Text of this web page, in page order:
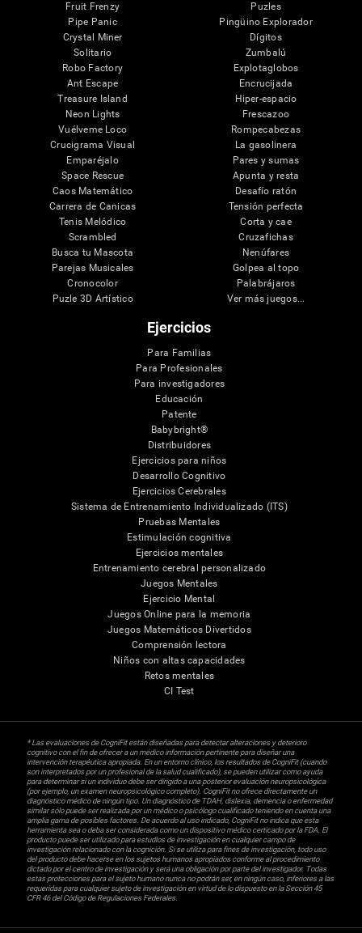
Fruit Frenzy
Pipe Panic
Crystal Miner
Solitario
Robo Factory
Ant Escape
Treasure Island
Neon Lights
Vuélveme Loco
Crucigrama Visual
Emparéjalo
Space Rescue
Caos Matemático
Carrera de Canicas
Tenis Melódico
Scrambled
Busca tu Mascota
Parejas Musicales
Cronocolor
Puzle 3D Artístico
Puzles
Pingüino Explorador
Dígitos
Zumbalú
Explotaglobos
Encrucijada
Hiper-espacio
Frescazoo
Rompecabezas
La gasolinera
Pares y sumas
Apunta y resta
Desafío ratón
Tensión perfecta
Corta y cae
Cruzafichas
Nenúfares
Golpea al topo
Palabrájaros
Ver más juegos...
Ejercicios
Para Familias
Para Profesionales
Para investigadores
Educación
Patente
Babybright®
Distribuidores
Ejercicios para niños
Desarrollo Cognitivo
Ejercicios Cerebrales
Sistema de Entrenamiento Individualizado (ITS)
Pruebas Mentales
Estimulación cognitiva
Ejercicios mentales
Entrenamiento cerebral personalizado
Juegos Mentales
Ejercicio Mental
Juegos Online para la memoria
Juegos Matemáticos Divertidos
Comprensión lectora
Niños con altas capacidades
Retos mentales
CI Test
* Las evaluaciones de CogniFit están diseñadas para detectar alteraciones y deterioro
cognitivo con el fin de ofrecer a un médico información pertinente para diseñar una
intervención terapéutica apropiada. En un entorno clínico, los resultados de CogniFit (cuando
son interpretados por un profesional de la salud cualificado), se pueden utilizar como ayuda
para determinar si un individuo debe ser dirigido a una posterior evaluación neuropsicológica
(por ejemplo, un examen neuropsicológico completo). CogniFit no ofrece directamente un
diagnóstico médico de ningún tipo. Un diagnóstico de TDAH, dislexia, demencia o enfermedad
similar sólo puede ser realizada por un médico o psicólogo cualificado teniendo en cuenta una
amplia gama de posibles factores. De acuerdo al uso indicado, CogniFit no indica que esta
herramienta sea o deba ser considerada como un dispositivo médico certicado por la FDA. El
producto puede ser utilizado para estudios de investigación en cualquier campo de
investigación relacionado con la cognición. Si se utiliza para fines de investigación, todo uso
del producto debe hacerse en los sujetos humanos apropiados conforme al procedimiento
dictado por el centro de investigación y será una obligación por parte del investigador. Todas
estas protecciones para el sujeto humano nunca no podrán ser, en ningún caso, inferiores a las
requeridas para cualquier sujeto de investigación en virtud de lo dispuesto en la Sección 45
CFR 46 del Código de Regulaciones Federales.